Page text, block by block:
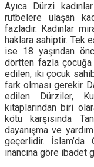
Ayıca Dürzi
rütbelere ulaşan
fazladır. Kadınlar
haklara sahiptir. Tek
ise 18 yaşından
dörtten fazla çocuğa
edilen, iki çocuk
fark olması gerekir.
edilen Dürziler,
kitaplarından biri
kötü karşısında
dayanışma ve
geçerlidir. İslam’da
inancına göre ibadet